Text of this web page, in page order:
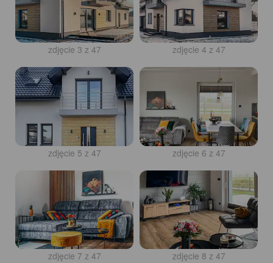
zdjęcie 3 z 47 zdjęcie 4 z 47
zdjęcie 5 z 47 zdjęcie 6 z 47
zdjęcie 7 z 47 zdjęcie 8 z 47